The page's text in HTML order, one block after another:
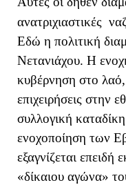
ανατριχιαστικές
Εδώ η πολιτική
Νετανιάχου. Η
κυβέρνηση στο λαό,
επιχειρήσεις στην
συλλογική
ενοχοποίηση των
εξαγνίζεται επειδή
«δίκαιου αγώνα»